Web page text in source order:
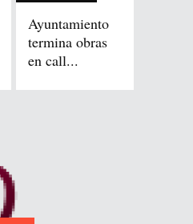
Ayuntamiento
termina obras
en call...